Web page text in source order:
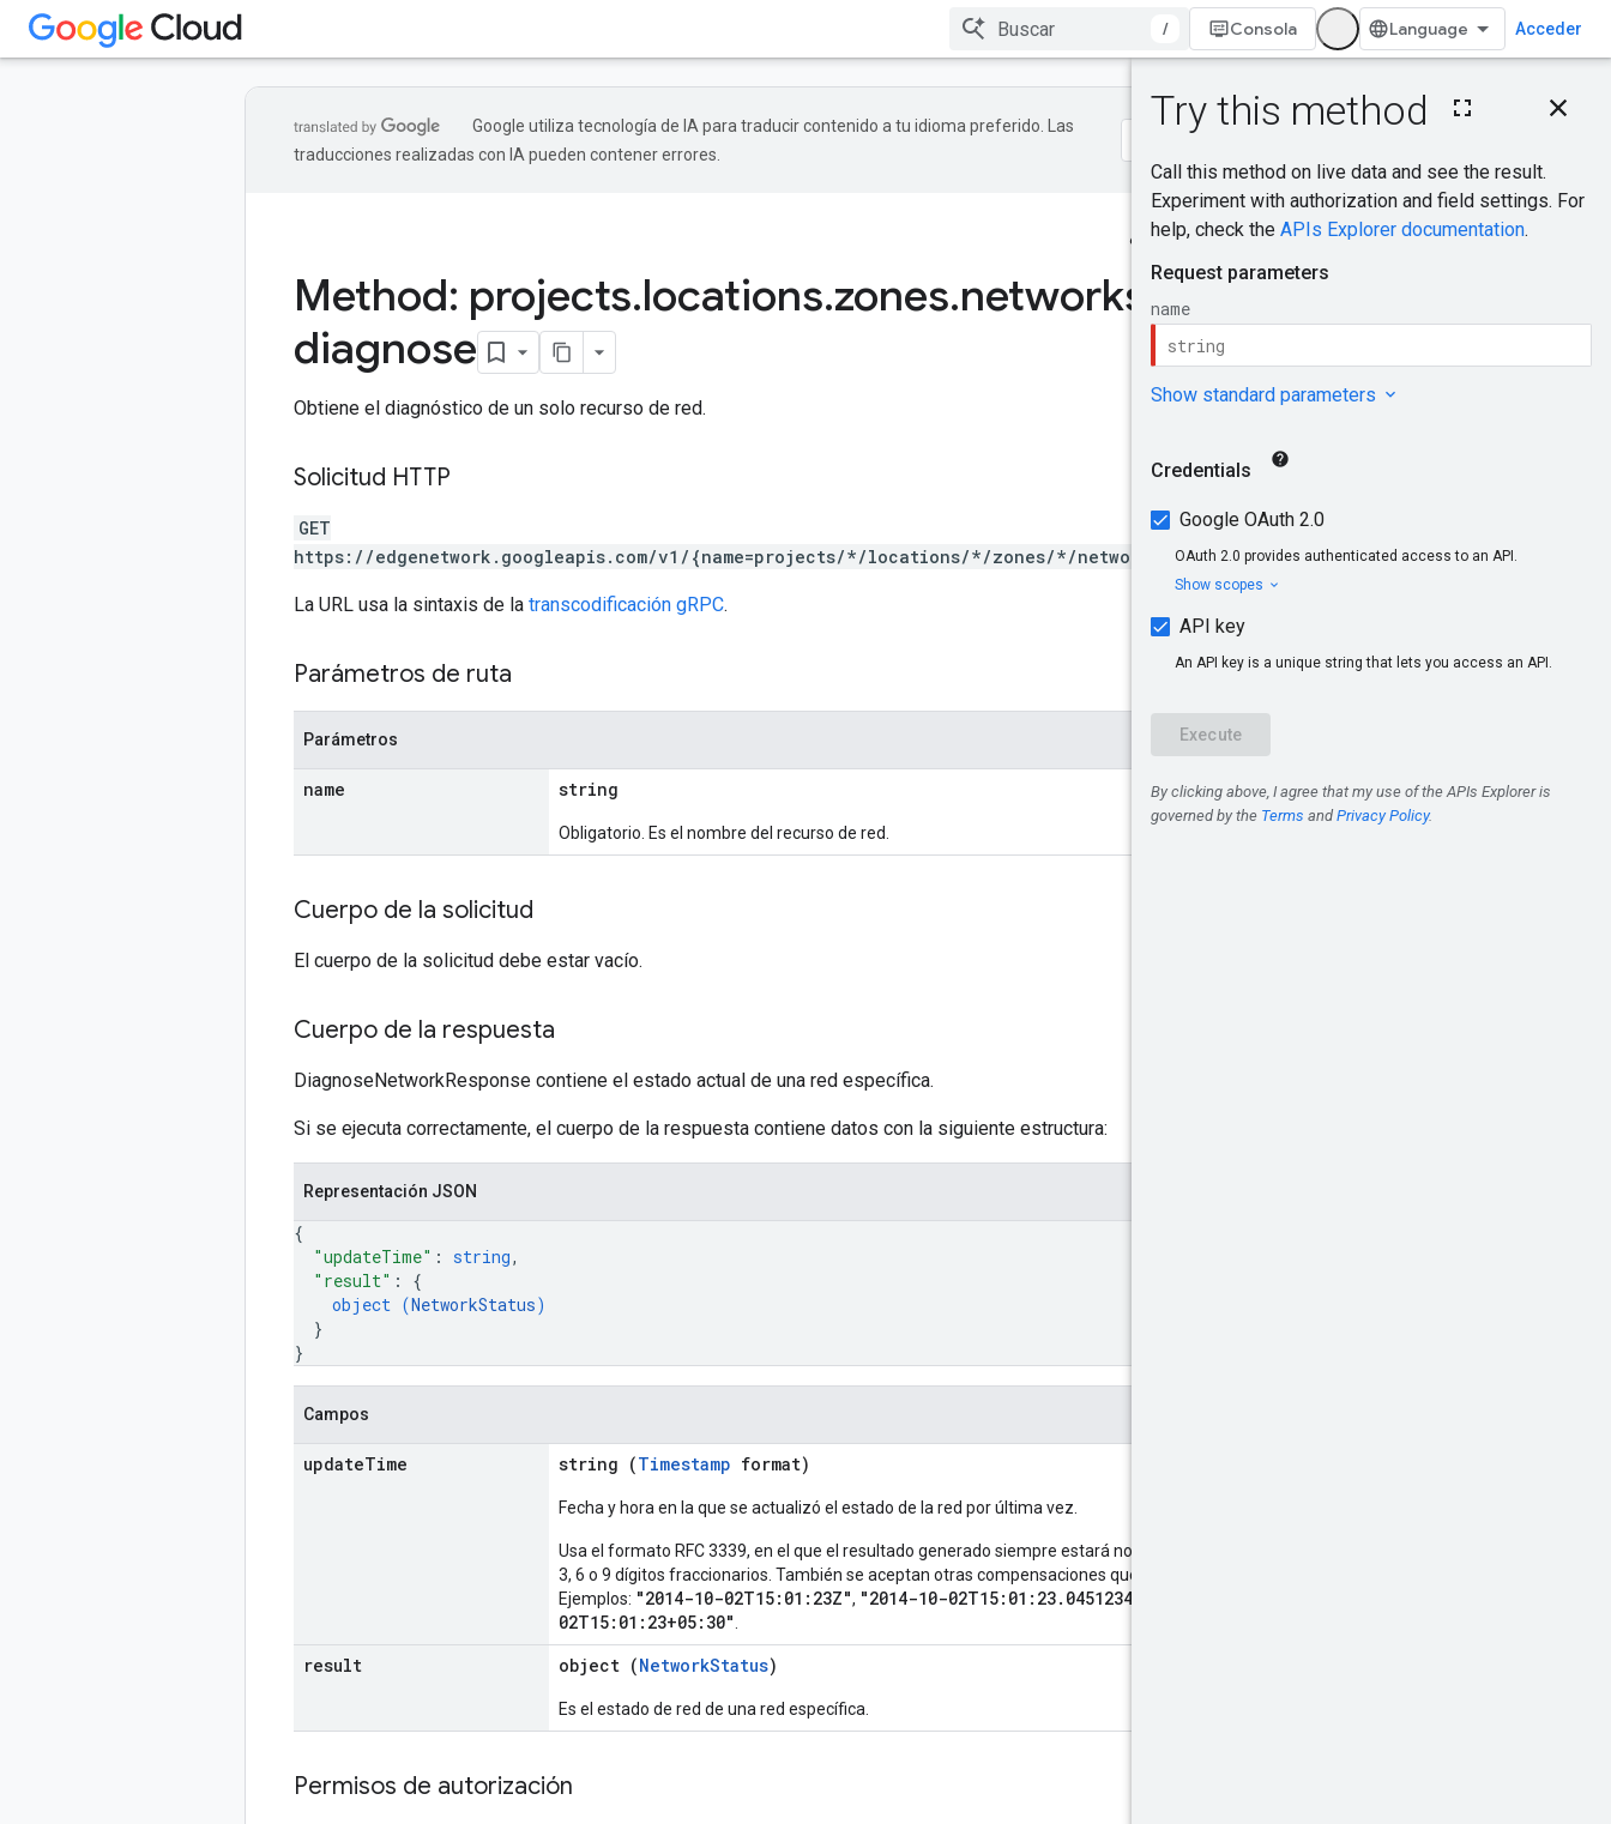
/ Consola Acceder
En esta página
Solicitud HTTP
Cuerpo de la solicitud
Cuerpo de la
respuesta
MacsecStatus
Google utiliza tecnología de IA para traducir contenido a tu idioma preferido. Las
traducciones realizadas con IA pueden contener errores.
¿Te resultó útil?
Method: projects.locations.zones.networks .
diagnose
Obtiene el diagnóstico de un solo recurso de red.
Solicitud HTTP
GET
https://edgenetwork.googleapis.com/v1/{name=projects/*/locations/*/zones/*/networks/*}:diagnose
La URL usa la sintaxis de la transcodificación gRPC.
Parámetros de ruta
Parámetros
name string
Obligatorio. Es el nombre del recurso de red.
Cuerpo de la solicitud
El cuerpo de la solicitud debe estar vacío.
Cuerpo de la respuesta
DiagnoseNetworkResponse contiene el estado actual de una red específica.
Si se ejecuta correctamente, el cuerpo de la respuesta contiene datos con la siguiente estructura:
Representación JSON
{
"updateTime" : string,
"result" : {
object (NetworkStatus)
}
}
Campos
updateTime string (Timestamp format)
Fecha y hora en la que se actualizó el estado de la red por última vez.
Usa el formato RFC 3339, en el que el resultado generado siempre estará normalizada a Z y usa 0,
3, 6 o 9 dígitos fraccionarios. También se aceptan otras compensaciones que no sean “Z”.
Ejemplos: "2014-10-02T15:01:23Z", "2014-10-02T15:01:23.045123456Z"
02T15:01:23+05:30"
result object (NetworkStatus)
Es el estado de red de una red específica.
Permisos de autorización